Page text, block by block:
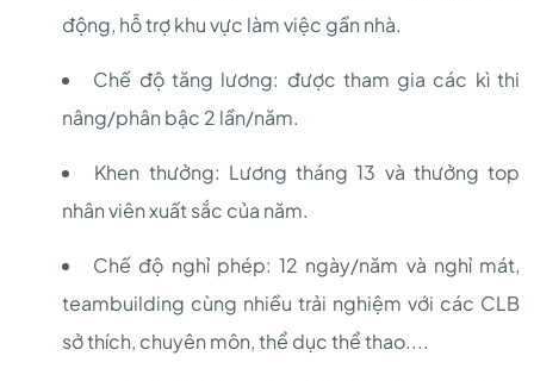
động, hỗ trợ khu vực làm việc gần nhà.
Chế độ tăng lương: được tham gia các kì thi
nâng/phân bậc 2 lần/năm.
Khen thưởng: Lương tháng 13 và thưởng top
nhân viên xuất sắc của năm.
Chế độ nghỉ phép: 12 ngày/năm và nghỉ mát,
teambuilding cùng nhiều trải nghiệm với các CLB
sở thích, chuyên môn, thể dục thể thao....